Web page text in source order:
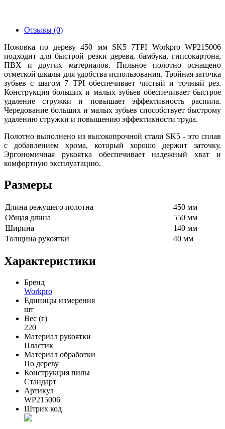
Отзывы (0)
Ножовка по дереву 450 мм SK5 7TPI Workpro WP215006
подходит для быстрой резки дерева, бамбука, гипсокартона,
ПВХ и других материалов. Пильное полотно оснащено
отметкой шкалы для удобства использования. Тройная заточка
зубьев с шагом 7 TPI обеспечивает чистый и точный рез.
Конструкция больших и малых зубьев обеспечивает быстрое
удаление стружки и повышает эффективность распила.
Чередование больших и малых зубьев способствует быстрому
удалению стружки и повышению эффективности труда.
Полотно выполнено из высокопрочной стали SK5 - это сплав
с добавлением хрома, который хорошо держит заточку.
Эргономичная рукоятка обеспечивает надежный хват и
комфортную эксплуатацию.
Размеры
Длина режущего полотна
450 мм
Общая длина
550 мм
Ширина
140 мм
Толщина рукоятки
40 мм
Характеристики
Бренд
Workpro
Единицы измерения
шт
Вес (г)
220
Материал рукоятки
Пластик
Материал обработки
По дереву
Конструкция пилы
Стандарт
Артикул
WP215006
Штрих код